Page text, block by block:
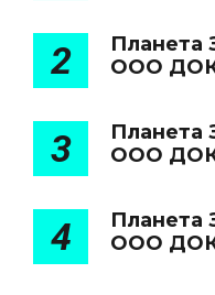
2
Планета
ООО
3
Планета
ООО
4
Планета
ООО